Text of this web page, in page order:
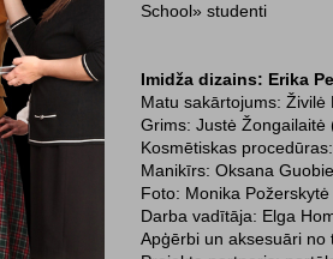
School» studenti
Imidža dizains: Erika
Matu sakārtojums: Živilė
Grims: Justė Žongailaitė
Kosmētiskas
Manikīrs: Oksana
Foto: Monika
Darba vadītāja: Elga
Apģērbi un aksesuāri